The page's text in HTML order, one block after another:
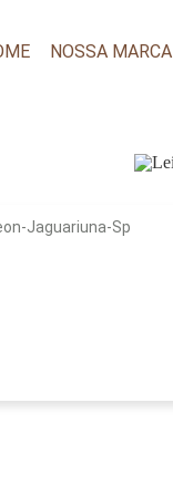
NOSSA MARCA
Jaguariuna-Sp